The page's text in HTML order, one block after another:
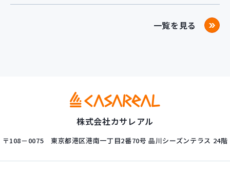
一覧を見る
株式会社カサレアル
〒108－0075 東京都港区港南一丁目2番70号 品川シーズンテラス 24階